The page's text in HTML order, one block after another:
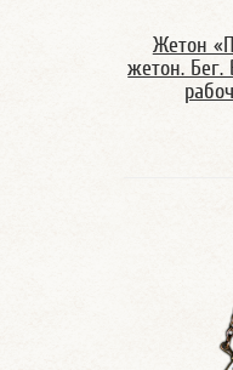
Жетон
жетон.